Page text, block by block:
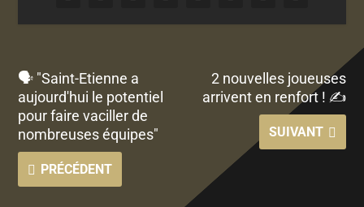
🗣️ "Saint-Etienne a
aujourd'hui le potentiel
pour faire vaciller de
nombreuses équipes"
PRÉCÉDENT
2 nouvelles joueuses
arrivent en renfort ! ✍️
SUIVANT